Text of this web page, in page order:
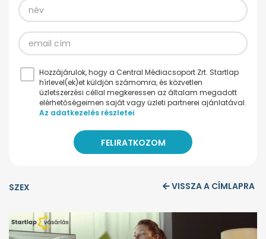
Hozzájárulok, hogy a Central Médiacsoport Zrt. Startlap
hírlevel(ek)et küldjön számomra, és közvetlen
üzletszerzési céllal megkeressen az általam megadott
elérhetőségeimen saját vagy üzleti partnerei ajánlatával.
Az adatkezelés részletei
SZEX VISSZA A CÍMLAPRA